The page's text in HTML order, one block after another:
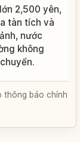
2,500 yên,
tàn tích và
nước
không
thông báo chính